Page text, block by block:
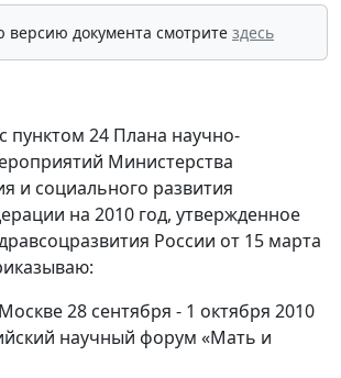
версию документа смотрите здесь
пунктом 24 Плана научно-
Министерства
и социального развития
на 2010 год, утвержденное
России от 15 марта
28 сентября - 1 октября 2010
научный форум «Мать и